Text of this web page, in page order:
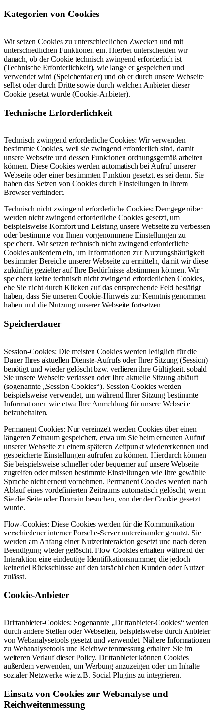
Kategorien von Cookies
Wir setzen Cookies zu unterschiedlichen Zwecken und mit
unterschiedlichen Funktionen ein. Hierbei unterscheiden wir
danach, ob der Cookie technisch zwingend erforderlich ist
(Technische Erforderlichkeit), wie lange er gespeichert und
verwendet wird (Speicherdauer) und ob er durch unsere Webseite
selbst oder durch Dritte sowie durch welchen Anbieter dieser
Cookie gesetzt wurde (Cookie-Anbieter).
Technische Erforderlichkeit
Technisch zwingend erforderliche Cookies: Wir verwenden
bestimmte Cookies, weil sie zwingend erforderlich sind, damit
unsere Webseite und dessen Funktionen ordnungsgemäß arbeiten
können. Diese Cookies werden automatisch bei Aufruf unserer
Webseite oder einer bestimmten Funktion gesetzt, es sei denn, Sie
haben das Setzen von Cookies durch Einstellungen in Ihrem
Browser verhindert.
Technisch nicht zwingend erforderliche Cookies: Demgegenüber
werden nicht zwingend erforderliche Cookies gesetzt, um
beispielsweise Komfort und Leistung unsere Webseite zu verbessen
oder bestimmte von Ihnen vorgenommene Einstellungen zu
speichern. Wir setzen technisch nicht zwingend erforderliche
Cookies außerdem ein, um Informationen zur Nutzungshäufigkeit
bestimmter Bereiche unserer Webseite zu ermitteln, damit wir diese
zukünftig gezielter auf Ihre Bedürfnisse abstimmen können. Wir
speichern keine technisch nicht zwingend erforderlichen Cookies,
ehe Sie nicht durch Klicken auf das entsprechende Feld bestätigt
haben, dass Sie unseren Cookie-Hinweis zur Kenntnis genommen
haben und die Nutzung unserer Webseite fortsetzen.
Speicherdauer
Session-Cookies: Die meisten Cookies werden lediglich für die
Dauer Ihres aktuellen Dienste-Aufrufs oder Ihrer Sitzung (Session)
benötigt und wieder gelöscht bzw. verlieren ihre Gültigkeit, sobald
Sie unsere Webseite verlassen oder Ihre aktuelle Sitzung abläuft
(sogenannte „Session Cookies“). Session Cookies werden
beispielsweise verwendet, um während Ihrer Sitzung bestimmte
Informationen wie etwa Ihre Anmeldung für unsere Webseite
beizubehalten.
Permanent Cookies: Nur vereinzelt werden Cookies über einen
längeren Zeitraum gespeichert, etwa um Sie beim erneuten Aufruf
unserer Webseite zu einem späteren Zeitpunkt wiedererkennen und
gespeicherte Einstellungen aufrufen zu können. Hierdurch können
Sie beispielsweise schneller oder bequemer auf unsere Webseite
zugreifen oder müssen bestimmte Einstellungen wie Ihre gewählte
Sprache nicht erneut vornehmen. Permanent Cookies werden nach
Ablauf eines vordefinierten Zeitraums automatisch gelöscht, wenn
Sie die Seite oder Domain besuchen, von der der Cookie gesetzt
wurde.
Flow-Cookies: Diese Cookies werden für die Kommunikation
verschiedener interner Porsche-Server untereinander genutzt. Sie
werden am Anfang einer Nutzerinteraktion gesetzt und nach deren
Beendigung wieder gelöscht. Flow Cookies erhalten während der
Interaktion eine eindeutige Identifikationsnummer, die jedoch
keinerlei Rückschlüsse auf den tatsächlichen Kunden oder Nutzer
zulässt.
Cookie-Anbieter
Drittanbieter-Cookies: Sogenannte „Drittanbieter-Cookies“ werden
durch andere Stellen oder Webseiten, beispielsweise durch Anbieter
von Webanalysetools gesetzt und verwendet. Nähere Informationen
zu Webanalysetools und Reichweitenmessung erhalten Sie im
weiteren Verlauf dieser Policy. Drittanbieter können Cookies
außerdem verwenden, um Werbung anzuzeigen oder um Inhalte
sozialer Netzwerke wie z.B. Social Plugins zu integrieren.
Einsatz von Cookies zur Webanalyse und
Reichweitenmessung